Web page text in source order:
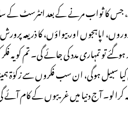
جس کا ثواب مرنے کے بعد انٹرسٹ کے
اپاہجوں اور بیواؤں، کا ذریعہ
تو تمہاری مدد کی جائے گی۔ تم کو
سبیل ہوگی، ان سب فکروں سے زکوٰۃ
کرالو۔ آج دنیا میں غریبوں کے کام